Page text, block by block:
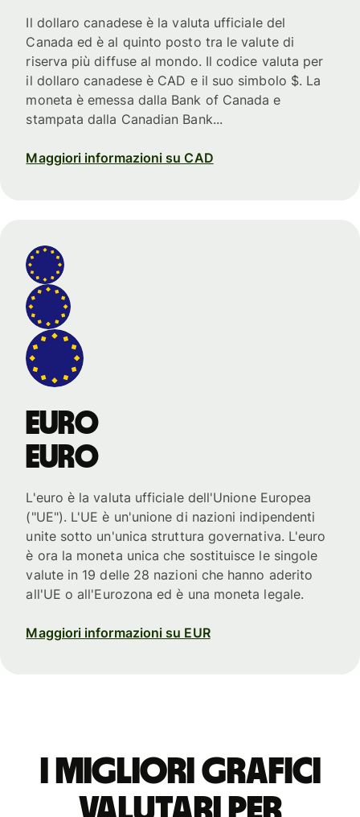
Il dollaro canadese è la valuta ufficiale del
Canada ed è al quinto posto tra le valute di
riserva più diffuse al mondo. Il codice valuta per
il dollaro canadese è CAD e il suo simbolo $. La
moneta è emessa dalla Bank of Canada e
stampata dalla Canadian Bank...
Maggiori informazioni su CAD
euro
euro
L'euro è la valuta ufficiale dell'Unione Europea
("UE"). L'UE è un'unione di nazioni indipendenti
unite sotto un'unica struttura governativa. L'euro
è ora la moneta unica che sostituisce le singole
valute in 19 delle 28 nazioni che hanno aderito
all'UE o all'Eurozona ed è una moneta legale.
Maggiori informazioni su EUR
I migliori grafici